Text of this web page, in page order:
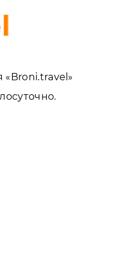
«Broni.travel»